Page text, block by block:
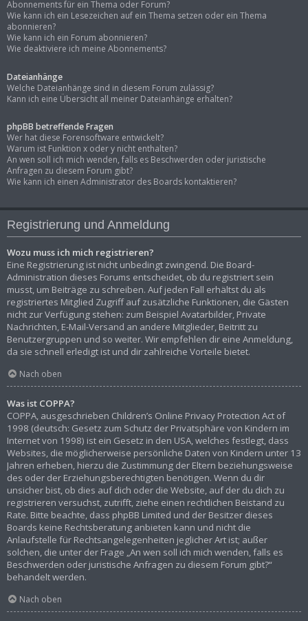
Abonnements für ein Thema oder Forum?
Wie kann ich ein Lesezeichen auf ein Thema setzen oder ein Thema
abonnieren?
Wie kann ich ein Forum abonnieren?
Wie deaktiviere ich meine Abonnements?
Dateianhänge
Welche Dateianhänge sind in diesem Forum zulässig?
Kann ich eine Übersicht all meiner Dateianhänge erhalten?
phpBB betreffende Fragen
Wer hat diese Forensoftware entwickelt?
Warum ist Funktion x oder y nicht enthalten?
An wen soll ich mich wenden, falls es Beschwerden oder juristische
Anfragen zu diesem Forum gibt?
Wie kann ich einen Administrator des Boards kontaktieren?
Registrierung und Anmeldung
Wozu muss ich mich registrieren?
Eine Registrierung ist nicht unbedingt zwingend. Die Board-
Administration dieses Forums entscheidet, ob du registriert sein
musst, um Beiträge zu schreiben. Auf jeden Fall erhältst du als
registriertes Mitglied Zugriff auf zusätzliche Funktionen, die Gästen
nicht zur Verfügung stehen: zum Beispiel Avatarbilder, Private
Nachrichten, E-Mail-Versand an andere Mitglieder, Beitritt zu
Benutzergruppen und so weiter. Wir empfehlen dir eine Anmeldung,
da sie schnell erledigt ist und dir zahlreiche Vorteile bietet.
Nach oben
Was ist COPPA?
COPPA, ausgeschrieben Children’s Online Privacy Protection Act of
1998 (deutsch: Gesetz zum Schutz der Privatsphäre von Kindern im
Internet von 1998) ist ein Gesetz in den USA, welches festlegt, dass
Websites, die möglicherweise persönliche Daten von Kindern unter 13
Jahren erheben, hierzu die Zustimmung der Eltern beziehungsweise
des oder der Erziehungsberechtigten benötigen. Wenn du dir
unsicher bist, ob dies auf dich oder die Website, auf der du dich zu
registrieren versuchst, zutrifft, ziehe einen rechtlichen Beistand zu
Rate. Bitte beachte, dass phpBB Limited und der Besitzer dieses
Boards keine Rechtsberatung anbieten kann und nicht die
Anlaufstelle für Rechtsangelegenheiten jeglicher Art ist; außer
solchen, die unter der Frage „An wen soll ich mich wenden, falls es
Beschwerden oder juristische Anfragen zu diesem Forum gibt?“
behandelt werden.
Nach oben